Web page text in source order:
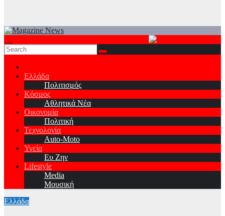
Ελλάδα
Πολιτισμός
Κόσμος
Αθλητικά Νέα
Οικονομία
Πολιτική
Τεχνολογία
Auto-Moto
Υγεία
Ευ Ζην
Lifestyle
Media
Μουσική
Ελλάδα